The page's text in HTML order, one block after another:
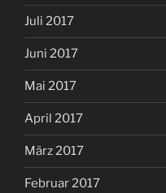
Juli 2017
Juni 2017
Mai 2017
April 2017
März 2017
Februar 2017